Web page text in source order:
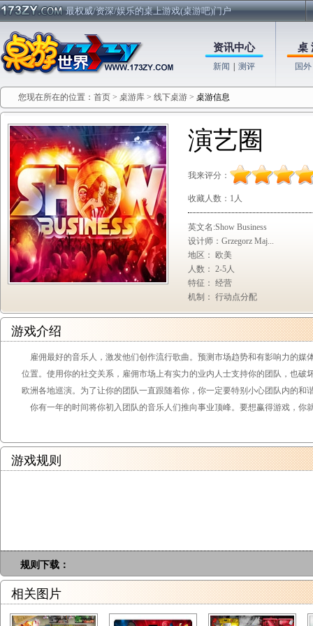
最权威/资深/娱乐的桌上游戏(桌游吧)门户
资讯中心
新闻 测评
桌
国外
您现在所在的位置： 首页 > 桌游库 > 线下桌游 > 桌游信息
演艺圈
我来评分：
收藏人数： 1人
英文名:Show Business
设计师：Grzegorz Maj...
地区： 欧美
人数： 2-5人
特征： 经营
机制： 行动点分配
游戏介绍
雇佣最好的音乐人，激发他们创作流行歌曲。预测市场趋势和有影响力的媒
位置。使用你的社交关系，雇佣市场上有实力的业内人士支持你的团队，也破
欧洲各地巡演。为了让你的团队一直跟随着你，你一定要特别小心团队内的和
你有一年的时间将你初入团队的音乐人们推向事业顶峰。要想赢得游戏，你
游戏规则
规则下载：
相关图片